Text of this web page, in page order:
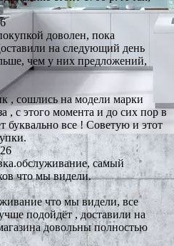
доволен, пока
на следующий день
чем у них предложений,
, сошлись на модели марки
, с этого момента и до сих пор в
буквально все ! Советую и этот
самый
что мы видели.
что мы видели, все
подойдёт , доставили на
довольны полностью